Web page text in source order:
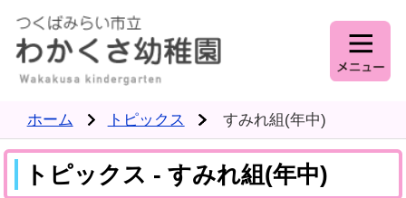
ホーム トピックス すみれ組(年中)
トピックス - すみれ組(年中)